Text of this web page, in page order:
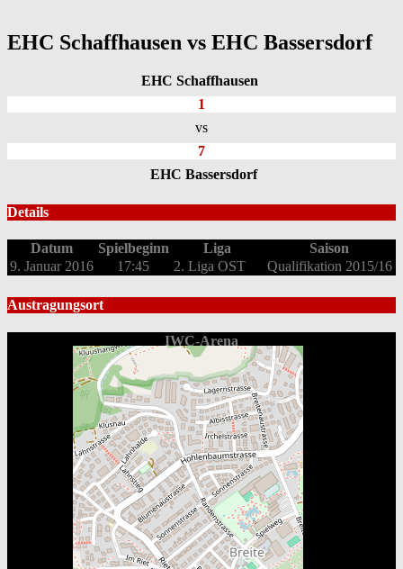
EHC Schaffhausen vs EHC Bassersdorf
EHC Schaffhausen
1
vs
7
EHC Bassersdorf
Details
Datum Spielbeginn Liga
Saison
9. Januar 2016
17:45 2. Liga OST Qualifikation 2015/16
Austragungsort
IWC-Arena